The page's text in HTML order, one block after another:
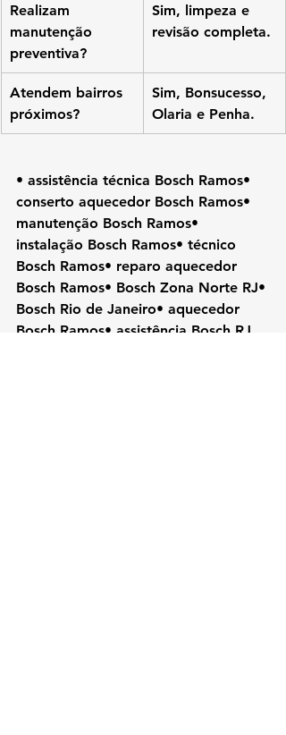
Realizam
manutenção
preventiva?
Sim, limpeza e
revisão completa.
Atendem bairros
próximos?
Sim, Bonsucesso,
Olaria e Penha.
• assistência técnica Bosch Ramos•
conserto aquecedor Bosch Ramos•
manutenção Bosch Ramos•
instalação Bosch Ramos• técnico
Bosch Ramos• reparo aquecedor
Bosch Ramos• Bosch Zona Norte RJ•
Bosch Rio de Janeiro• aquecedor
Bosch Ramos• assistência Bosch RJ